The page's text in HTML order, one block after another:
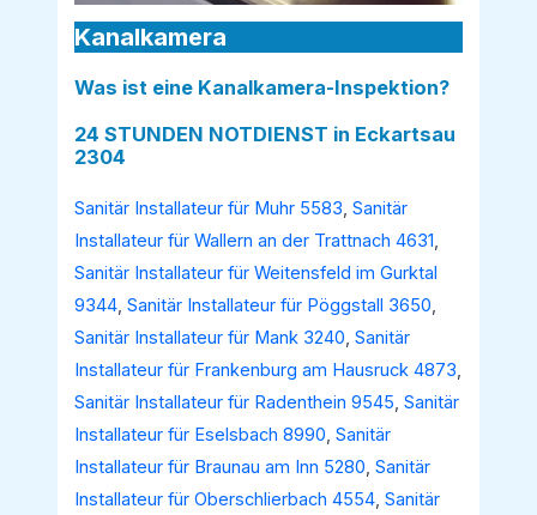
Kanalkamera
Was ist eine Kanalkamera-Inspektion?
24 STUNDEN NOTDIENST in Eckartsau
2304
Sanitär Installateur für Muhr 5583,Sanitär
Installateur für Wallern an der Trattnach 4631,
Sanitär Installateur für Weitensfeld im Gurktal
9344,Sanitär Installateur für Pöggstall 3650,
Sanitär Installateur für Mank 3240,Sanitär
Installateur für Frankenburg am Hausruck 4873,
Sanitär Installateur für Radenthein 9545,Sanitär
Installateur für Eselsbach 8990,Sanitär
Installateur für Braunau am Inn 5280,Sanitär
Installateur für Oberschlierbach 4554,Sanitär